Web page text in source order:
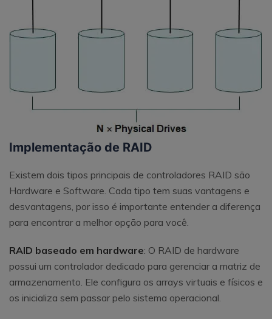
Implementação de RAID
Existem dois tipos principais de controladores RAID são
Hardware e Software. Cada tipo tem suas vantagens e
desvantagens, por isso é importante entender a diferença
para encontrar a melhor opção para você.
RAID baseado em hardware: O RAID de hardware
possui um controlador dedicado para gerenciar a matriz de
armazenamento. Ele configura os arrays virtuais e físicos e
os inicializa sem passar pelo sistema operacional.